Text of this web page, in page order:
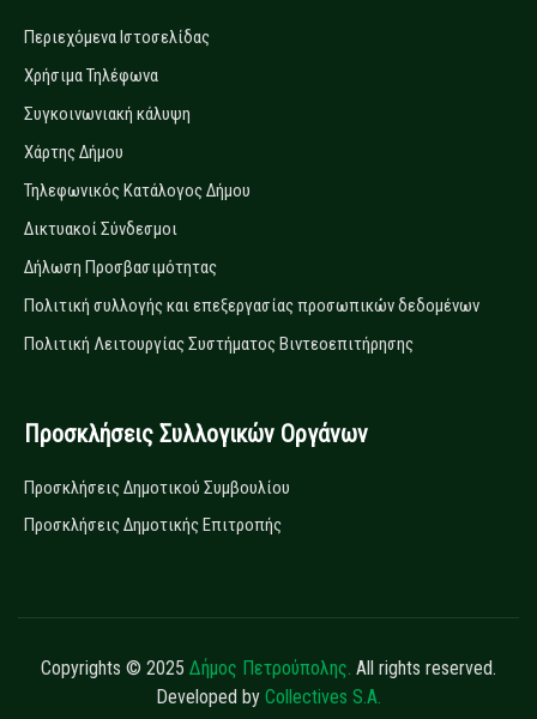
Περιεχόμενα Ιστοσελίδας
Χρήσιμα Τηλέφωνα
Συγκοινωνιακή κάλυψη
Χάρτης Δήμου
Τηλεφωνικός Κατάλογος Δήμου
Δικτυακοί Σύνδεσμοι
Δήλωση Προσβασιμότητας
Πολιτική συλλογής και επεξεργασίας προσωπικών δεδομένων
Πολιτική Λειτουργίας Συστήματος Βιντεοεπιτήρησης
Προσκλήσεις Συλλογικών Οργάνων
Προσκλήσεις Δημοτικού Συμβουλίου
Προσκλήσεις Δημοτικής Επιτροπής
Copyrights © 2025 Δήμος Πετρούπολης. All rights reserved.
Developed by Collectives S.A.